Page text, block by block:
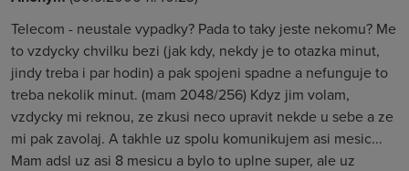
Telecom - neustale vypadky? Pada to taky jeste nekomu? Me
to vzdycky chvilku bezi (jak kdy, nekdy je to otazka minut,
jindy treba i par hodin) a pak spojeni spadne a nefunguje to
treba nekolik minut. (mam 2048/256) Kdyz jim volam,
vzdycky mi reknou, ze zkusi neco upravit nekde u sebe a ze
mi pak zavolaj. A takhle uz spolu komunikujem asi mesic...
Mam adsl uz asi 8 mesicu a bylo to uplne super, ale uz